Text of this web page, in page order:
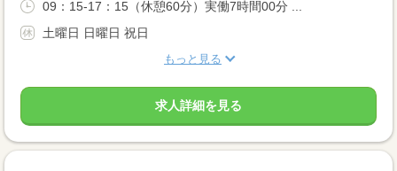
09：15-17：15（休憩60分）実働7時間00分 ...
土曜日 日曜日 祝日
もっと見る
求人詳細を見る